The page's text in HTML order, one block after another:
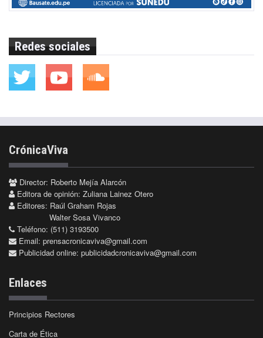
Redes sociales
CrónicaViva
Director: Roberto Mejía Alarcón
Editora de opinión: Zuliana Lainez Otero
Editores: Raúl Graham Rojas
Walter Sosa Vivanco
Teléfono: (511) 3193500
Email: prensacronicaviva@gmail.com
Publicidad online: publicidadcronicaviva@gmail.com
Enlaces
Principios Rectores
Carta de Ética